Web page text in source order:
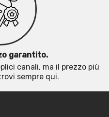
garantito.
canali, ma il prezzo più
sempre qui.